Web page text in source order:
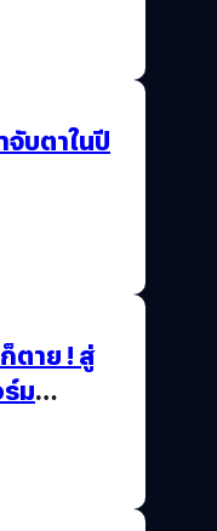
บตาในปี
ตาย ! สู่
ม